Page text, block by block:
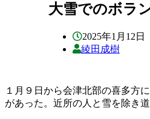
大雪でのボラ
2025年1月12日
綾田成樹
１月９日から会津北部の喜多方
があった。近所の人と雪を除き